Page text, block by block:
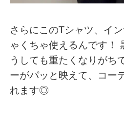
さらにこのTシャツ、イ
ゃくちゃ使えるんです！
うしても重たくなりがち
ーがパッと映えて、コー
れます◎